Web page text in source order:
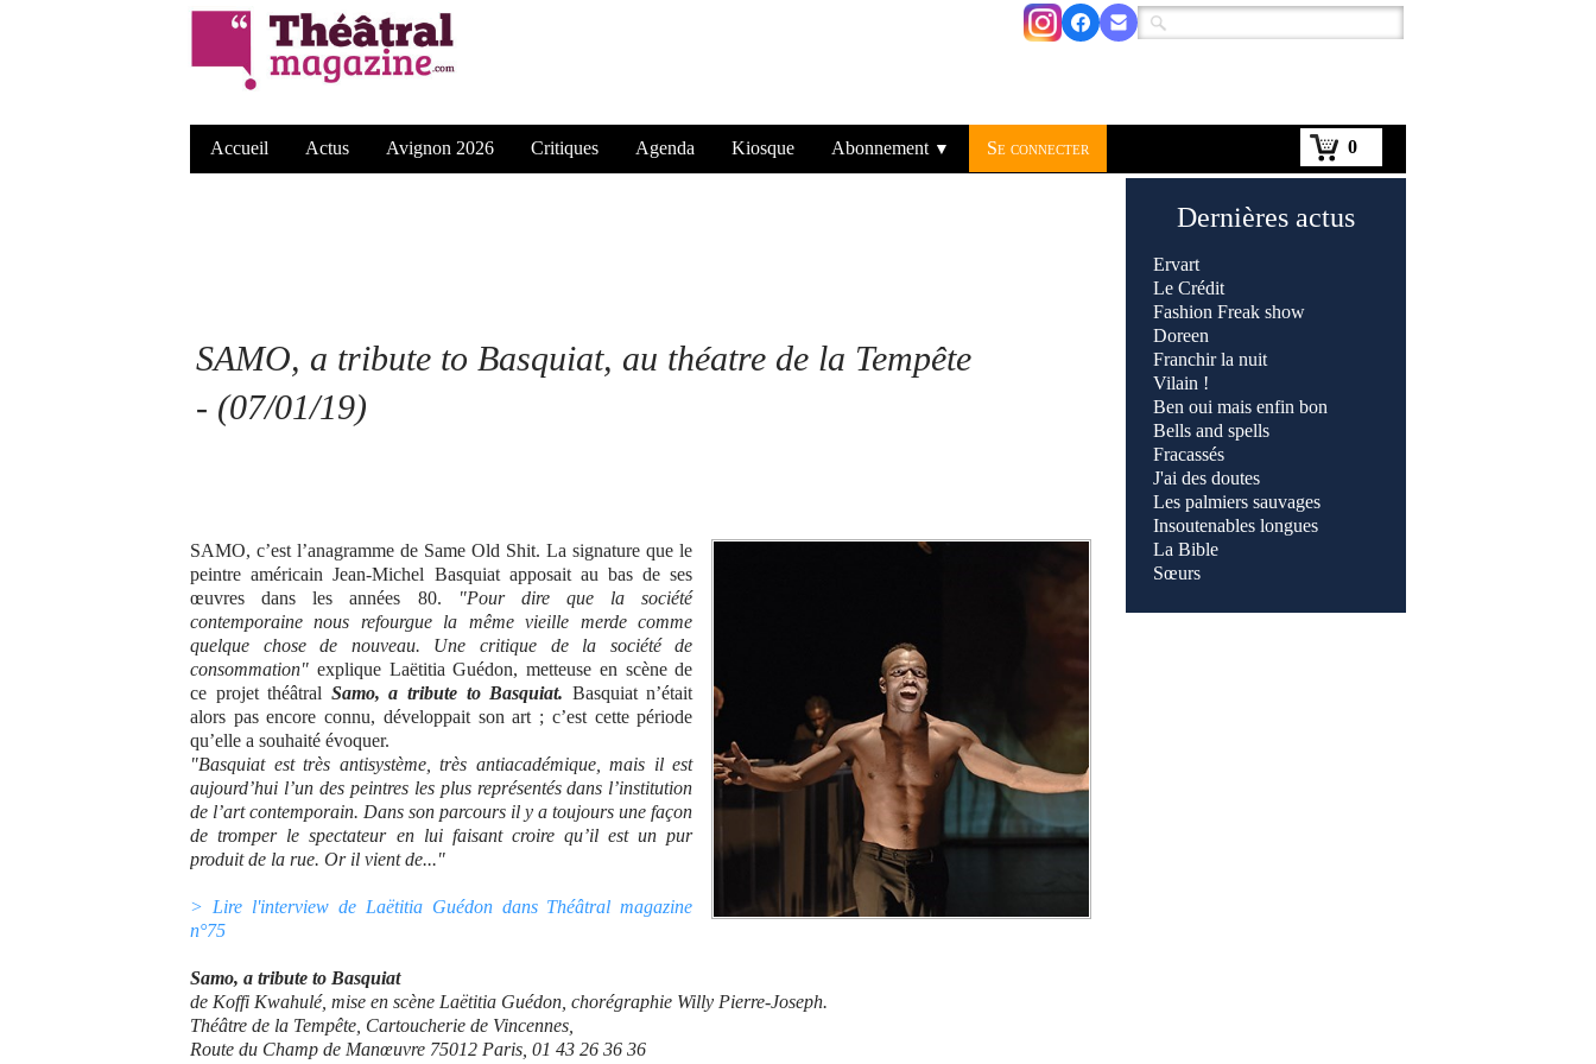
0
Accueil Actus Avignon 2026 Critiques Agenda Kiosque Abonnement ▼ Se connecter
SAMO, a tribute to Basquiat, au théatre de la Tempête
- (07/01/19)
SAMO, c’est l’anagramme de Same Old Shit. La signature que le
peintre américain Jean-Michel Basquiat apposait au bas de ses
œuvres dans les années 80.
"Pour dire que la société
contemporaine nous refourgue la même vieille merde comme
quelque chose de nouveau. Une critique de la société de
consommation" explique Laëtitia Guédon, metteuse en scène de
ce projet théâtral Samo, a tribute to Basquiat. Basquiat n’était
alors pas encore connu, développait son art ; c’est cette période
qu’elle a souhaité évoquer.
"Basquiat est très antisystème, très antiacadémique, mais il est
aujourd’hui l’un des peintres les plus représentés dans l’institution
de l’art contemporain. Dans son parcours il y a toujours une façon
de tromper le spectateur en lui faisant croire qu’il est un pur
produit de la rue. Or il vient de..."
> Lire l'interview de Laëtitia Guédon dans Théâtral magazine
n°75
Samo, a tribute to Basquiat
de Koffi Kwahulé, mise en scène Laëtitia Guédon, chorégraphie Willy Pierre-Joseph.
Théâtre de la Tempête, Cartoucherie de Vincennes,
Route du Champ de Manœuvre 75012 Paris, 01 43 26 36 36
Dernières actus
Ervart
Le Crédit
Fashion Freak show
Doreen
Franchir la nuit
Vilain !
Ben oui mais enfin bon
Bells and spells
Fracassés
J'ai des doutes
Les palmiers sauvages
Insoutenables longues
La Bible
Sœurs